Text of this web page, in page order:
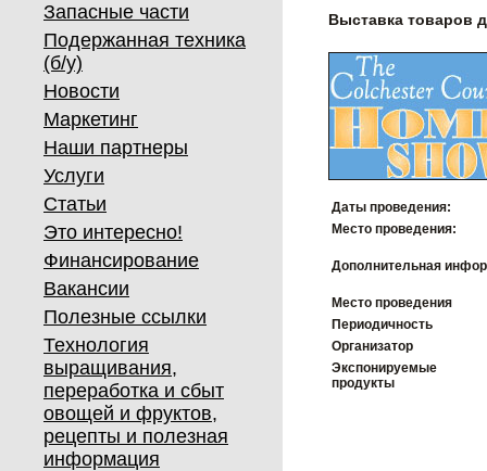
Запасные части
Подержанная техника
(б/у)
Новости
Маркетинг
Наши партнеры
Услуги
Статьи
Это интересно!
Финансирование
Вакансии
Полезные ссылки
Технология
выращивания,
переработка и сбыт
овощей и фруктов,
рецепты и полезная
информация
Выставка товаров
Даты проведения:
Место проведения:
Дополнительная
Место проведения
Периодичность
Организатор
Экспонируемые
продукты